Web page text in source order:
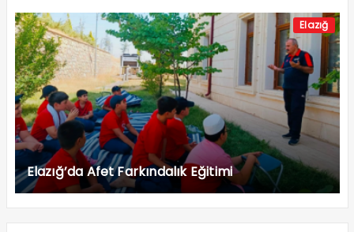
Elazığ
Elazığ’da Afet Farkındalık Eğitimi